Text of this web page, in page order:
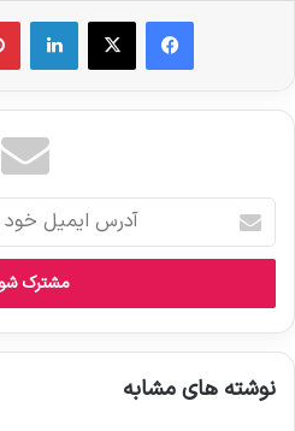
فیس بوک لینکدین
آ
ر
ا
ی
م
ی
نوشته های مشابه